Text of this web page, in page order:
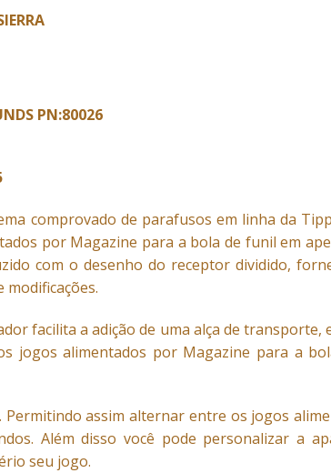
PN:80026
comprovado de parafusos em linha da
por Magazine para a bola de funil em
com o desenho do receptor dividido,
facilita a adição de uma alça de transporte,
jogos alimentados por Magazine para a
assim alternar entre os jogos
Além disso você pode personalizar a
seu jogo.